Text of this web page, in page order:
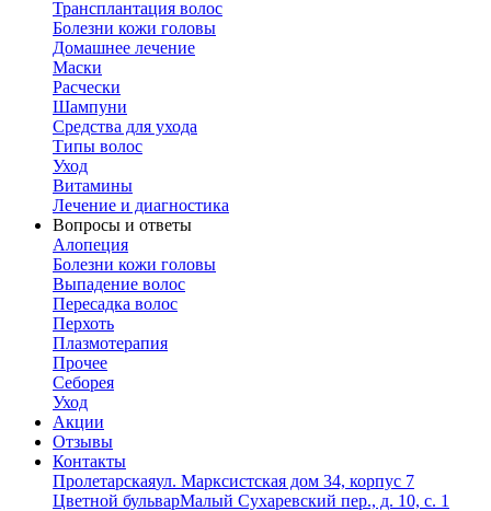
Трансплантация волос
Болезни кожи головы
Домашнее лечение
Маски
Расчески
Шампуни
Средства для ухода
Типы волос
Уход
Витамины
Лечение и диагностика
Вопросы и ответы
Алопеция
Болезни кожи головы
Выпадение волос
Пересадка волос
Перхоть
Плазмотерапия
Прочее
Себорея
Уход
Акции
Отзывы
Контакты
Пролетарскаяул. Марксистская дом 34, корпус 7
Цветной бульварМалый Сухаревский пер., д. 10, с. 1